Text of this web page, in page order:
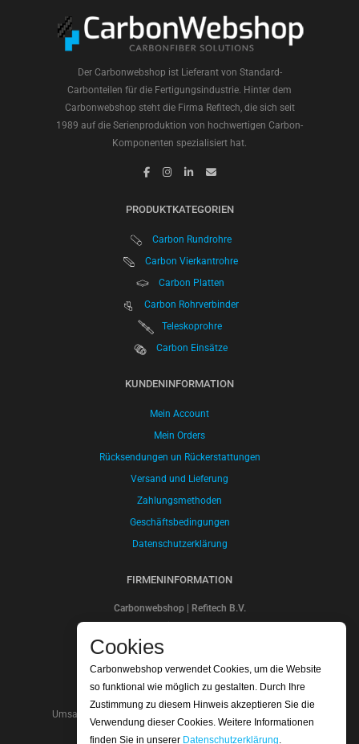
Der Carbonwebshop ist Lieferant von Standard-
Carbonteilen für die Fertigungsindustrie. Hinter dem
Carbonwebshop steht die Firma Refitech, die sich seit
1989 auf die Serienproduktion von hochwertigen Carbon-
Komponenten spezialisiert hat.
PRODUKTKATEGORIEN
Carbon Rundrohre
Carbon Vierkantrohre
Carbon Platten
Carbon Rohrverbinder
Teleskoprohre
Carbon Einsätze
KUNDENINFORMATION
Mein Account
Mein Orders
Rücksendungen un Rückerstattungen
Versand und Lieferung
Zahlungsmethoden
Geschäftsbedingungen
Datenschutzerklärung
FIRMENINFORMATION
Carbonwebshop | Refitech B.V.
5145PE Waalwijk
Umsatzsteuer-Identifikationsnummer: NL.8066.64.605.b01
Cookies
Carbonwebshop verwendet Cookies, um die Website
so funktional wie möglich zu gestalten. Durch Ihre
Zustimmung zu diesem Hinweis akzeptieren Sie die
Verwendung dieser Cookies. Weitere Informationen
finden Sie in unserer Datenschutzerklärung.